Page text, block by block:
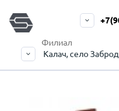
Филиал
Калач, село